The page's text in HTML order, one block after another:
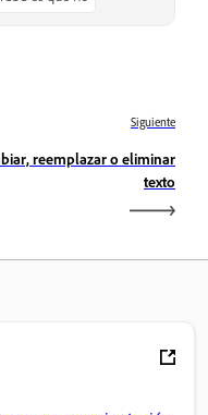
Siguiente
reemplazar o eliminar
texto